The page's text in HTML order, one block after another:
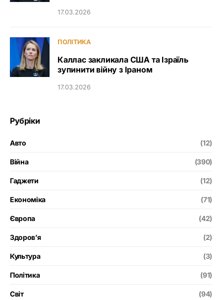
17.03.2026
ПОЛІТИКА
Каллас закликала США та Ізраїль
зупинити війну з Іраном
17.03.2026
Рубріки
Авто (12)
Війна (390)
Гаджети (12)
Економіка (71)
Європа (42)
Здоров’я (2)
Культура (3)
Політика (91)
Світ (94)